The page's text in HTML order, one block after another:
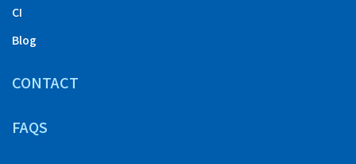
CI
Blog
CONTACT
FAQS